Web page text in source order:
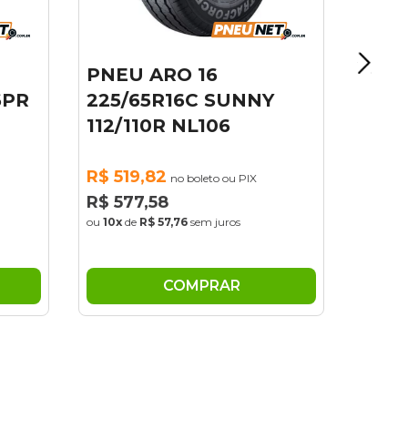
COMPRAR